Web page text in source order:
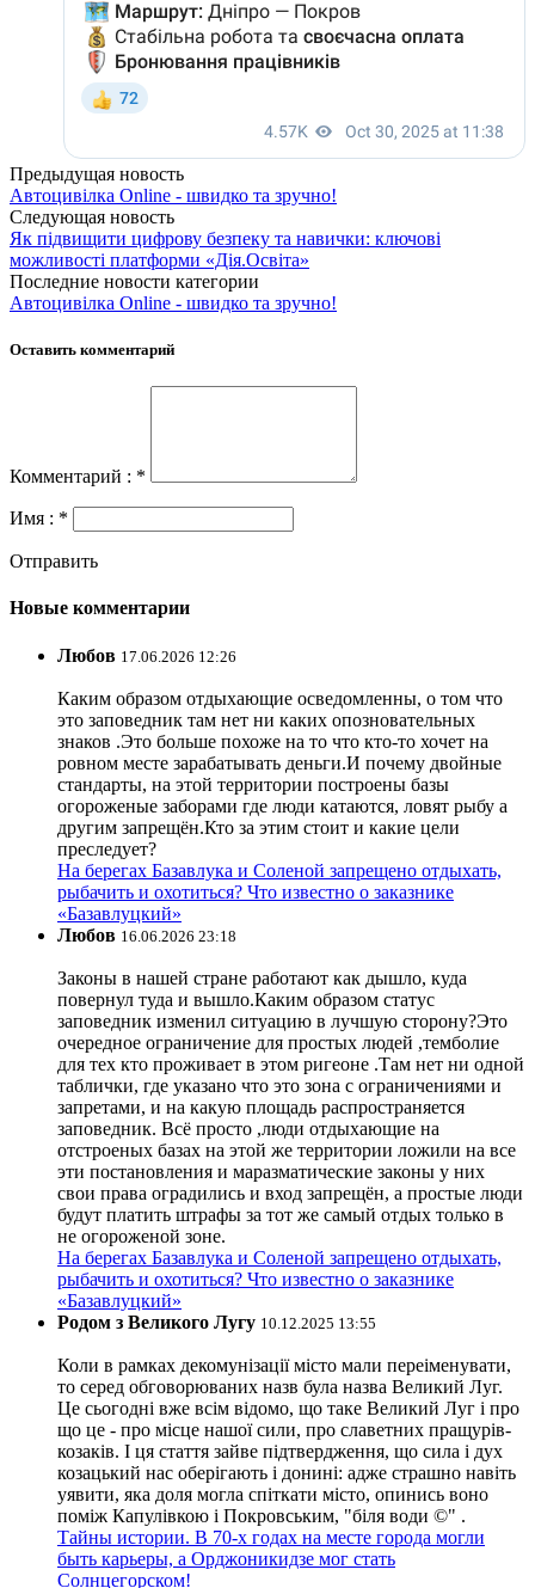
Предыдущая новость
Автоцивілка Online - швидко та зручно!
Следующая новость
Як підвищити цифрову безпеку та навички: ключові
можливості платформи «Дія.Освіта»
Последние новости категории
Автоцивілка Online - швидко та зручно!
Оставить комментарий
Комментарий : *
Имя : *
Отправить
Новые комментарии
Любов 17.06.2026 12:26
Каким образом отдыхающие осведомленны, о том что
это заповедник там нет ни каких опозновательных
знаков .Это больше похоже на то что кто-то хочет на
ровном месте зарабатывать деньги.И почему двойные
стандарты, на этой территории построены базы
огороженые заборами где люди катаются, ловят рыбу а
другим запрещён.Кто за этим стоит и какие цели
преследует?
На берегах Базавлука и Соленой запрещено отдыхать,
рыбачить и охотиться? Что известно о заказнике
«Базавлуцкий»
Любов 16.06.2026 23:18
Законы в нашей стране работают как дышло, куда
повернул туда и вышло.Каким образом статус
заповедник изменил ситуацию в лучшую сторону?Это
очередное ограничение для простых людей ,темболие
для тех кто проживает в этом ригеоне .Там нет ни одной
таблички, где указано что это зона с ограничениями и
запретами, и на какую площадь распространяется
заповедник. Всё просто ,люди отдыхающие на
отстроеных базах на этой же территории ложили на все
эти постановления и маразматические законы у них
свои права оградились и вход запрещён, а простые люди
будут платить штрафы за тот же самый отдых только в
не огороженой зоне.
На берегах Базавлука и Соленой запрещено отдыхать,
рыбачить и охотиться? Что известно о заказнике
«Базавлуцкий»
Родом з Великого Лугу 10.12.2025 13:55
Коли в рамках декомунізації місто мали переіменувати,
то серед обговорюваних назв була назва Великий Луг.
Це сьогодні вже всім відомо, що таке Великий Луг і про
що це - про місце нашої сили, про славетних пращурів-
козаків. І ця стаття зайве підтвердження, що сила і дух
козацький нас оберігають і донині: адже страшно навіть
уявити, яка доля могла спіткати місто, опинись воно
поміж Капулівкою і Покровським, "біля води ©" .
Тайны истории. В 70-х годах на месте города могли
быть карьеры, а Орджоникидзе мог стать
Солнцегорском!